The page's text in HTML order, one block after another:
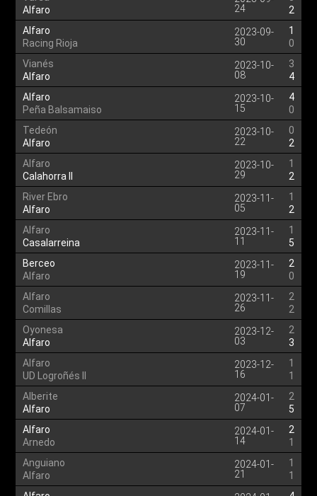
Alfaro
24
2
Alfaro
Racing Rioja
2023-09-
30
1
0
Vianés
Alfaro
2023-10-
08
3
4
Alfaro
Peña Balsamaiso
2023-10-
15
4
0
Tedeón
Alfaro
2023-10-
22
0
2
Alfaro
Calahorra II
2023-10-
29
1
2
River Ebro
Alfaro
2023-11-
05
1
2
Alfaro
Casalarreina
2023-11-
11
1
5
Berceo
Alfaro
2023-11-
19
2
0
Alfaro
Comillas
2023-11-
26
2
2
Oyonesa
Alfaro
2023-12-
03
2
3
Alfaro
UD Logroñés II
2023-12-
16
1
1
Alberite
Alfaro
2024-01-
07
2
5
Alfaro
Arnedo
2024-01-
14
2
1
Anguiano
Alfaro
2024-01-
21
1
1